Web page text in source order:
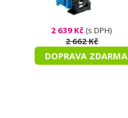
2 639 Kč(s DPH)
2 662 Kč
DOPRAVA ZDARMA